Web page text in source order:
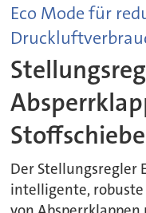
Eco Mode für
Der Stellungsregler
intelligente, robuste